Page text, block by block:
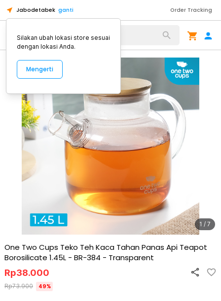
Jabodetabek ganti Order Tracking
Alat Kopi
1 / 7
One Two Cups Teko Teh Kaca Tahan Panas Api Teapot
Borosilicate 1.45L - BR-384 - Transparent
Rp38.000
Rp73.900 49%
Silakan ubah lokasi store sesuai
dengan lokasi Anda.
Mengerti